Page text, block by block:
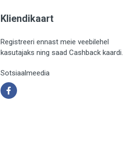
Kliendikaart
Registreeri ennast meie veebilehel
kasutajaks ning saad Cashback kaardi.
Sotsiaalmeedia